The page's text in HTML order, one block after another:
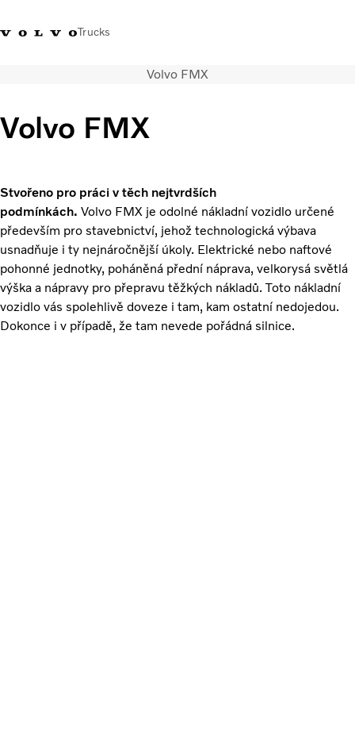
Trucks
Klub řidičů
Přihlášení k Volvo
Služby
Použitá vozidla
Servisní síť a prodej
Novinky
Kontaktujte nás
Kariéra
O nás
Volvo FMX
Volvo FMX
Stvořeno pro práci v těch nejtvrdších
podmínkách. Volvo FMX je odolné nákladní vozidlo určené
především pro stavebnictví, jehož technologická výbava
usnadňuje i ty nejnáročnější úkoly. Elektrické nebo naftové
pohonné jednotky, poháněná přední náprava, velkorysá světlá
výška a nápravy pro přepravu těžkých nákladů. Toto nákladní
vozidlo vás spolehlivě doveze i tam, kam ostatní nedojedou.
Dokonce i v případě, že tam nevede pořádná silnice.